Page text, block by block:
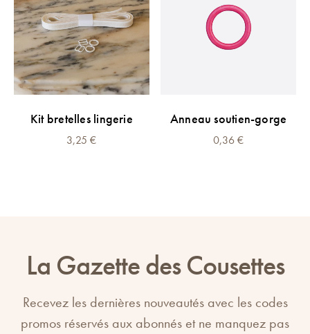
Kit bretelles lingerie
3,25€
Anneau soutien-gorge
0,36€
La Gazette des Cousettes
Recevez les dernières nouveautés avec les codes
promos réservés aux abonnés et ne manquez pas